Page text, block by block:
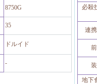
8750G
35
ドルイド
-
必殺
連
地下